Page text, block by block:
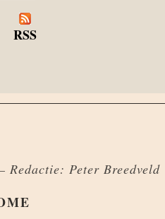
RSS
Peter Breedveld